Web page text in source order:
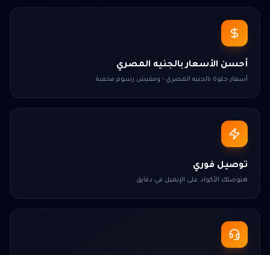
أحسن الأسعار بالجنيه المصري
أسعار حلوة بالجنيه المصري - ومفيش رسوم مخفية
توصيل فوري
هتوصلك الأكواد على الإيميل في دقايق